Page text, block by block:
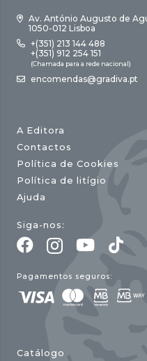
Av. António Augusto de
1050-012 Lisboa
+(351) 213 144 488
+(351) 912 254 151
(Chamada para a rede nacional)
encomendas@gradiva.pt
A Editora
Contactos
Política de Cookies
Política de litígio
Ajuda
Siga-nos:
Pagamentos seguros:
Catálogo